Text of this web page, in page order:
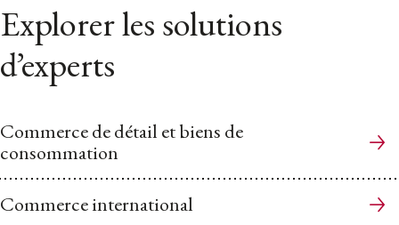
Explorer les solutions
d’experts
Commerce de détail et biens de
consommation
Commerce international